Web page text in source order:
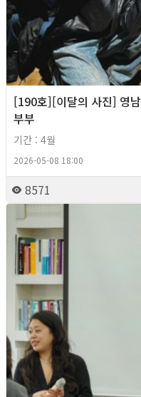
[190호][이달의 사진] 영
부부
기간 : 4월
2026-05-08 18:00
8571